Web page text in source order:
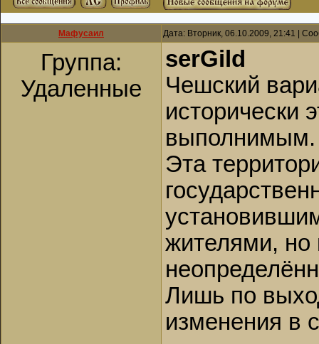
Мафусаил Дата: Вторник, 06.10.2009, 21:41 |
Группа:
Удаленные
serGild
Чешский
исторически
выполнимым.
Эта
жителями, но
Лишь по
изменения в